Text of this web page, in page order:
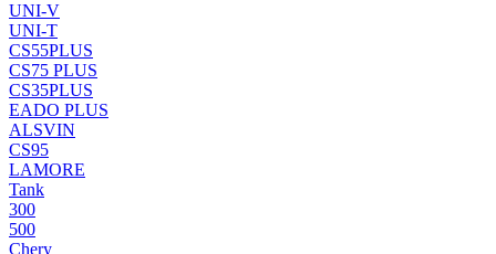
UNI-V
UNI-T
CS55PLUS
CS75 PLUS
CS35PLUS
EADO PLUS
ALSVIN
CS95
LAMORE
Tank
300
500
Chery